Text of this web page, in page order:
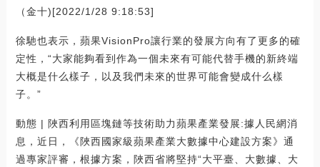
（金十)[2022/1/28 9:18:53]
徐馳也表示，蘋果VisionPro讓行業的發展方向有了更多的確
定性，“大家能夠看到作為一個未來有可能代替手機的新終端
大概是什么樣子，以及我們未來的世界可能會變成什么樣
子。”
動態 | 陜西利用區塊鏈等技術助力蘋果產業發展:據人民網消
息，近日，《陜西國家級蘋果產業大數據中心建設方案》通
過專家評審，根據方案，陜西省將堅持“大平臺、大數據、大